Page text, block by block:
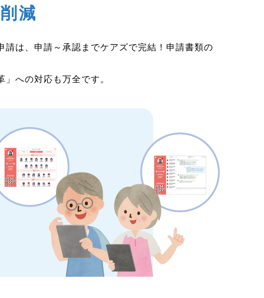
減
は、申請～承認までケアズで完結！申請書類の
への対応も万全です。